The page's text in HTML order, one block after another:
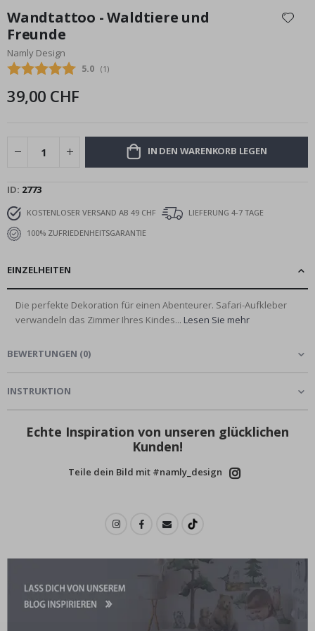
der
Bildgalerie
springen
Wandtattoo - Waldtiere und
Freunde
Namly Design
Durchschnittliche Bewertung:
5.0 (abgegebene bewertungen:
1 )
39,00 CHF
IN DEN WARENKORB LEGEN
ID 2773
KOSTENLOSER VERSAND AB 49 CHF
LIEFERUNG 4-7 TAGE
100% ZUFRIEDENHEITSGARANTIE
EINZELHEITEN
Die perfekte Dekoration für einen Abenteurer. Safari-Aufkleber
verwandeln das Zimmer Ihres Kindes... Lesen Sie mehr
BEWERTUNGEN (0)
INSTRUKTION
Echte Inspiration von unseren glücklichen
Kunden!
Teile dein Bild mit #namly_design